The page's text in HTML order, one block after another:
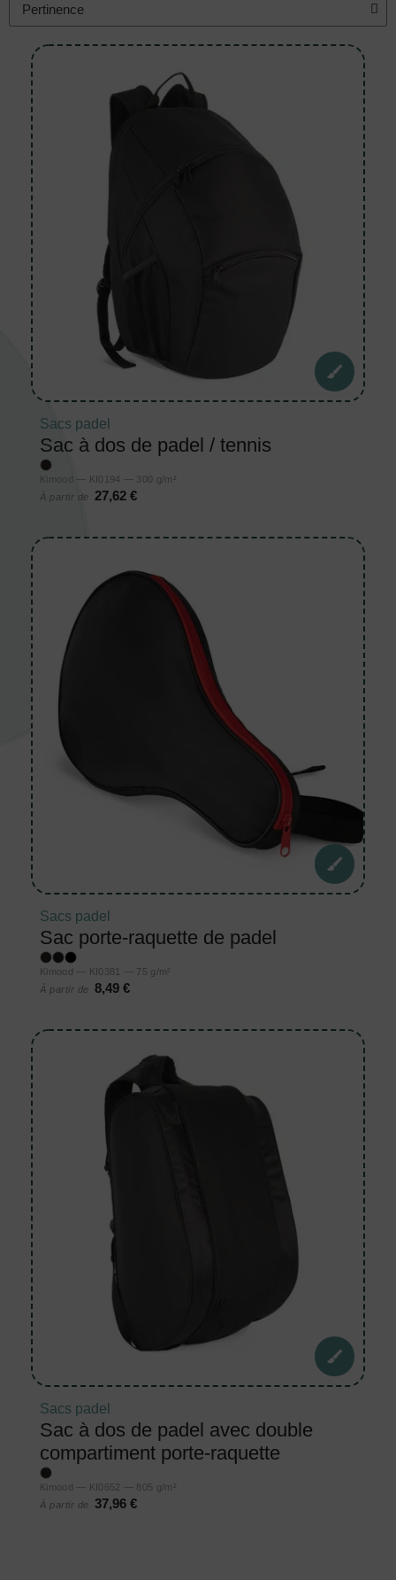
Sacs padel
Sac à dos de padel / tennis
Kimood — KI0194 — 300 g/m²
À partir de
27,62 €
Sacs padel
Sac porte-raquette de padel
Kimood — KI0381 — 75 g/m²
À partir de
8,49 €
Sacs padel
Sac à dos de padel avec double
compartiment porte-raquette
Kimood — KI0652 — 805 g/m²
À partir de
37,96 €